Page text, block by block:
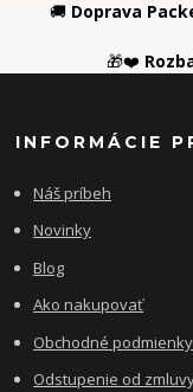
🚚 Doprava
🎁❤️
INFORMÁCIE
Náš príbeh
Novinky
Blog
Ako nakupovať
Obchodné podmienky
Odstupenie od